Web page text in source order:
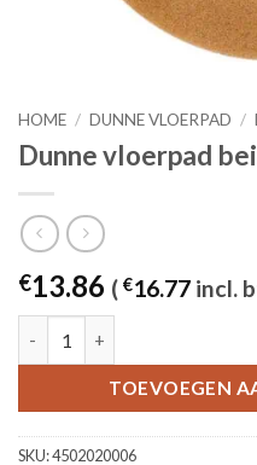
HOME / DUNNE VLOERPAD /
Dunne vloerpad
€13.86 ( €16.77 incl.
TOEVOEGEN
SKU:4502020006